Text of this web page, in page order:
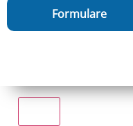
Formulare